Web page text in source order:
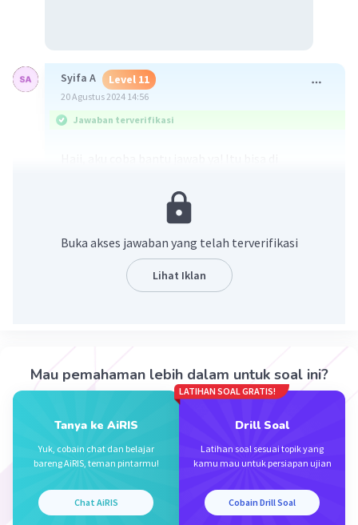
Syifa A Level 11
20 Agustus 2024 14:56
Jawaban terverifikasi
Buka akses jawaban yang telah terverifikasi
Lihat Iklan
Mau pemahaman lebih dalam untuk soal ini?
Tanya ke AiRIS
Yuk, cobain chat dan belajar
bareng AiRIS, teman pintarmu!
Chat AiRIS
LATIHAN SOAL GRATIS!
Drill Soal
Latihan soal sesuai topik yang
kamu mau untuk persiapan ujian
Cobain Drill Soal